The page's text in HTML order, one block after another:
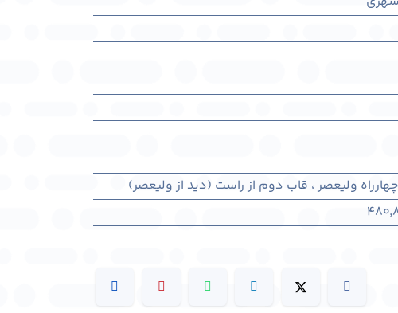
ولیعصر ، قاب دوم از راست (دید از ولیعصر)